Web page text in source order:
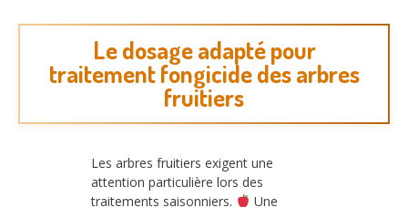
Le dosage adapté pour
traitement fongicide des arbres
fruitiers
Les arbres fruitiers exigent une
attention particulière lors des
traitements saisonniers.
Une